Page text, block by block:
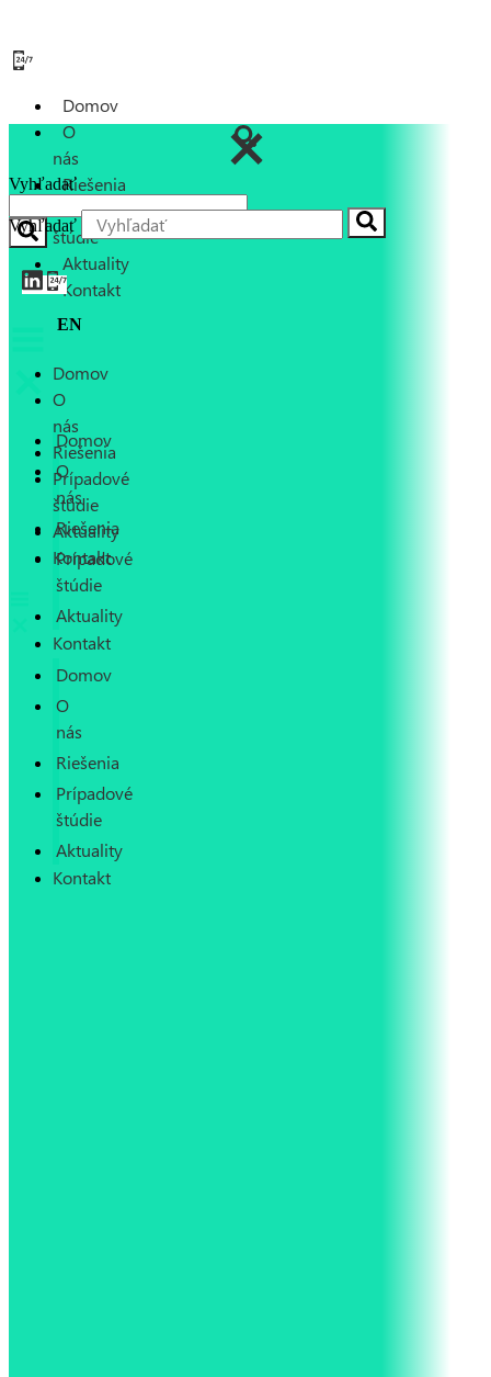
Domov
O
nás
Riešenia
Prípadové
štúdie
Aktuality
Kontakt
Domov
O
nás
Riešenia
Prípadové
štúdie
Aktuality
Kontakt
Vyhľadať
EN
Domov
O
nás
Riešenia
Prípadové
štúdie
Aktuality
Kontakt
Domov
O
nás
Riešenia
Prípadové
štúdie
Aktuality
Kontakt
Vyhľadať